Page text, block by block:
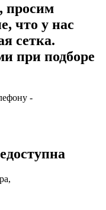
просим
что у нас
сетка.
при подборе
-